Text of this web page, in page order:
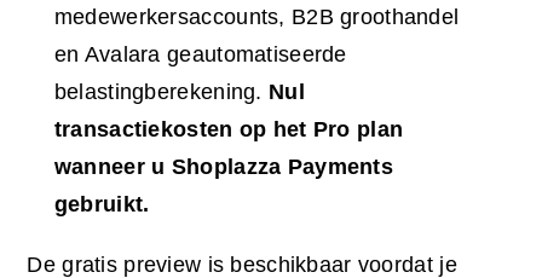
medewerkersaccounts, B2B groothandel
en Avalara geautomatiseerde
belastingberekening. Nul
transactiekosten op het Pro plan
wanneer u Shoplazza Payments
gebruikt.
De gratis preview is beschikbaar voordat je